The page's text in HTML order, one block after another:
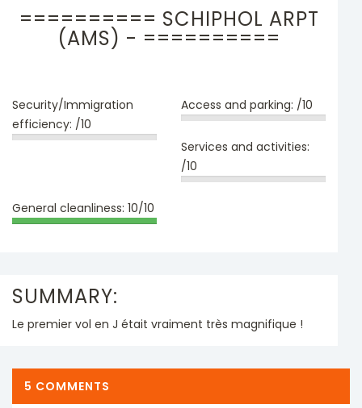
========== SCHIPHOL ARPT
(AMS) - ==========
Security/Immigration
efficiency: /10
Access and parking: /10
Services and activities:
/10
General cleanliness: 10/10
SUMMARY:
Le premier vol en J était vraiment très magnifique !
5 COMMENTS